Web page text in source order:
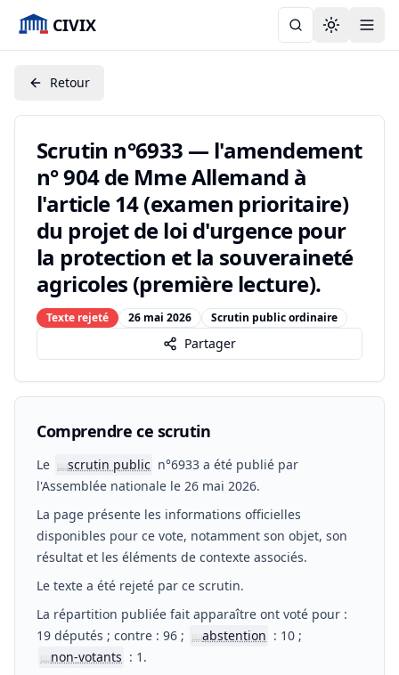
CIVIX Toggle
Retour
Scrutin n°6933 — l'amendement
n° 904 de Mme Allemand à
l'article 14 (examen prioritaire)
du projet de loi d'urgence pour
la protection et la souveraineté
agricoles (première lecture).
Texte rejeté 26 mai 2026 Scrutin public ordinaire
Partager
Comprendre ce scrutin
Le 📖scrutin public n°6933 a été publié par
l'Assemblée nationale le 26 mai 2026.
La page présente les informations officielles
disponibles pour ce vote, notamment son objet, son
résultat et les éléments de contexte associés.
Le texte a été rejeté par ce scrutin.
La répartition publiée fait apparaître ont voté pour :
19 députés ; contre : 96 ;
📖abstention : 10 ;
📖non-votants : 1.